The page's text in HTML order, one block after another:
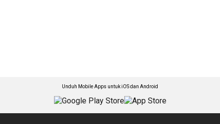
Unduh Mobile Apps untuk iOS dan Android